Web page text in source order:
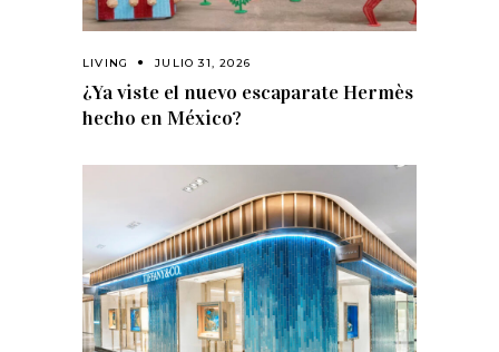
LIVING JULIO 31, 2026
¿Ya viste el nuevo escaparate Hermès
hecho en México?